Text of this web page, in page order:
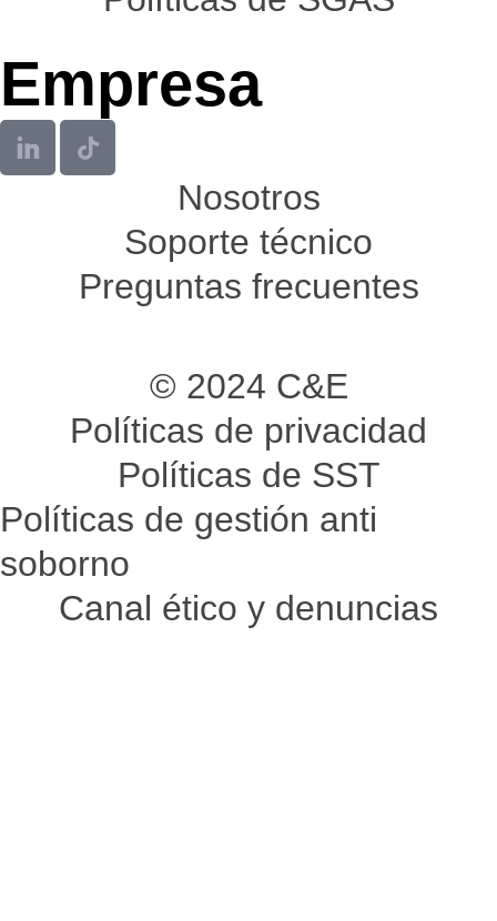
Empresa
Nosotros
Soporte técnico
Preguntas frecuentes
© 2024 C&E
Políticas de privacidad
Políticas de SST
Políticas de gestión anti
soborno
Canal ético y denuncias